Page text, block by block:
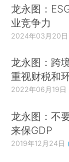
龙永图：
业竞争力
2024年03月20日
龙永图：跨
重视财税和
2022年06月19日
龙永图：不
来保GDP
2019年12月24日